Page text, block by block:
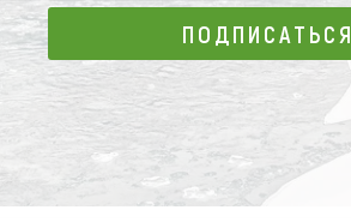
ПОДПИСАТЬСЯ
ПОДПИСАТЬСЯ